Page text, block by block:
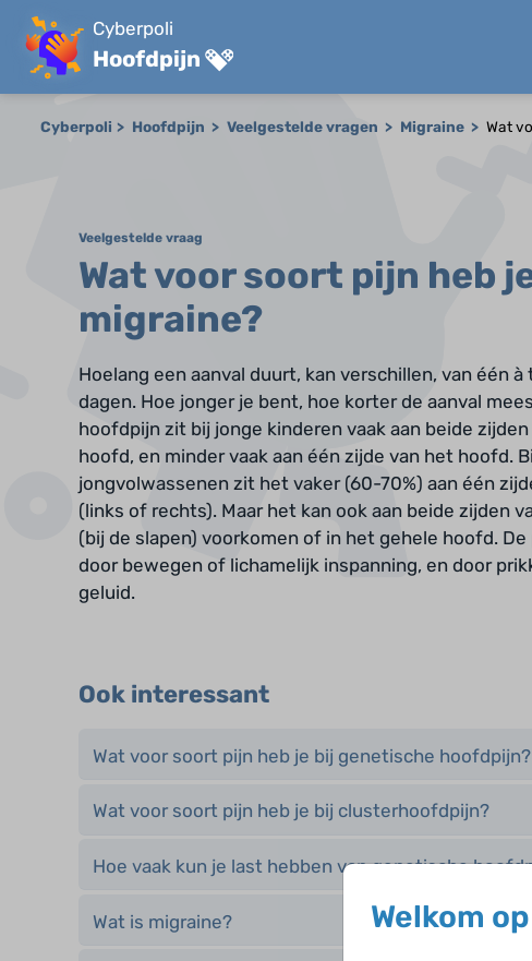
Cyberpoli
Hoofdpijn
Cyberpoli Hoofdpijn Veelgestelde vragen Migraine Wat
Veelgestelde vraag
Wat voor soort pijn heb
migraine?
Hoelang een aanval duurt, kan verschillen, van één
dagen. Hoe jonger je bent, hoe korter de aanval
hoofdpijn zit bij jonge kinderen vaak aan beide
hoofd, en minder vaak aan één zijde van het hoofd.
jongvolwassenen zit het vaker (60-70%) aan één
(links of rechts). Maar het kan ook aan beide zijden
(bij de slapen) voorkomen of in het gehele hoofd.
door bewegen of lichamelijk inspanning, en door
geluid.
Ook interessant
Wat voor soort pijn heb je bij genetische hoofdpijn?
Wat voor soort pijn heb je bij clusterhoofdpijn?
Hoe vaak kun je last hebben van genetische
Wat is migraine? Welkom